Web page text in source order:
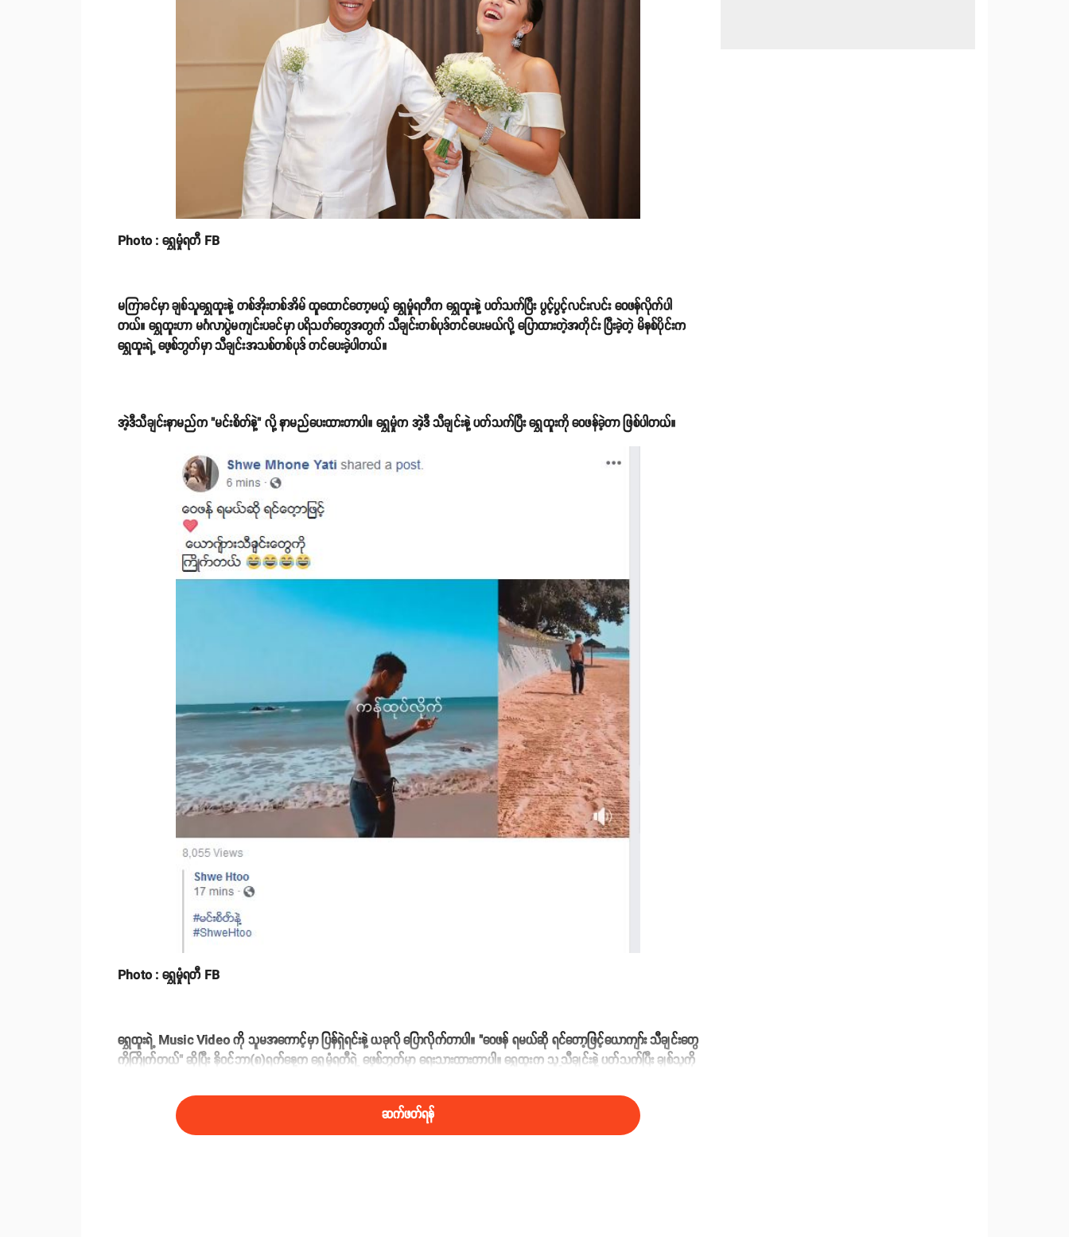
Photo : ရွှေမှုံရတီ FB
မကြာခင်မှာ ချစ်သူရွှေထူးနဲ့ တစ်အိုးတစ်အိမ် ထူထောင်တော့မယ့် ရွှေမှုံရတီက ရွှေထူးနဲ့ ပတ်သက်ပြီး ပွင့်ပွင့်လင်းလင်း ဝေဖန်လိုက်ပါ
တယ်။ ရွှေထူးဟာ မင်္ဂလာပွဲမကျင်းပခင်မှာ ပရိသတ်တွေအတွက် သီချင်းတစ်ပုဒ်တင်ပေးမယ်လို့ ပြောထားတဲ့အတိုင်း ပြီးခဲ့တဲ့ မိနစ်ပိုင်းက
ရွှေထူးရဲ့ ဖေ့စ်ဘွတ်မှာ သီချင်းအသစ်တစ်ပုဒ် တင်ပေးခဲ့ပါတယ်။
အဲ့ဒီသီချင်းနာမည်က "မင်းစိတ်နဲ့" လို့ နာမည်ပေးထားတာပါ။ ရွှေမှုံက အဲ့ဒီ သီချင်းနဲ့ ပတ်သက်ပြီး ရွှေထူးကို ဝေဖန်ခဲ့တာ ဖြစ်ပါတယ်။
Photo : ရွှေမှုံရတီ FB
ရွှေထူးရဲ့ Music Video ကို သူမအကောင့်မှာ ပြန်ရှဲရင်းနဲ့ ယခုလို ပြောလိုက်တာပါ။ "ဝေဖန် ရမယ်ဆို ရင်တော့ဖြင့်ယောကျာ်း သီချင်းတွေ
ကိုကြိုက်တယ်" ဆိုပြီး နိုဝင်ဘာ(၈)ရက်နေ့က ရွှေမှုံရတီရဲ့ ဖေ့စ်ဘွတ်မှာ ရေးသားထားတာပါ။ ရွှေထူးက သူ့သီချင်းနဲ့ ပတ်သက်ပြီး ချစ်သူကို
ဆက်ဖတ်ရန်